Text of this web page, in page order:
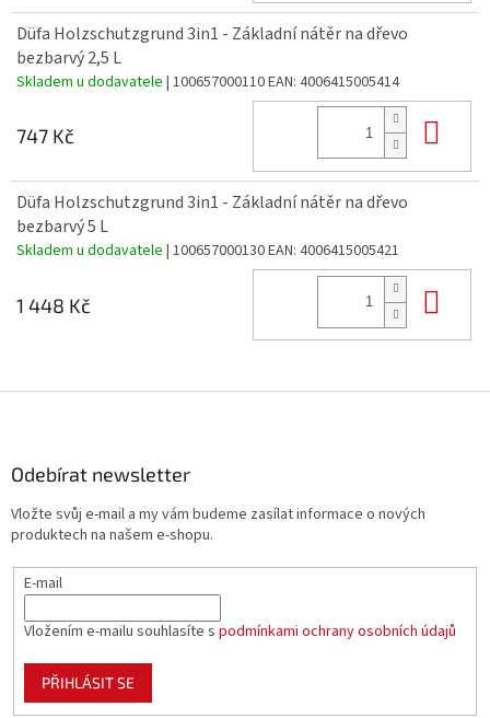
Düfa Holzschutzgrund 3in1 - Základní nátěr na dřevo
bezbarvý 2,5 L
Skladem u dodavatele | 100657000110EAN: 4006415005414
747 Kč
Düfa Holzschutzgrund 3in1 - Základní nátěr na dřevo
bezbarvý 5 L
Skladem u dodavatele | 100657000130EAN: 4006415005421
1 448 Kč
Odebírat newsletter
Vložte svůj e-mail a my vám budeme zasílat informace o nových
produktech na našem e-shopu.
E-mail
Vložením e-mailu souhlasíte s podmínkami ochrany osobních údajů
PŘIHLÁSIT SE